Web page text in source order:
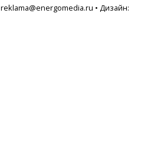
reklama@energomedia.ru • Дизайн: